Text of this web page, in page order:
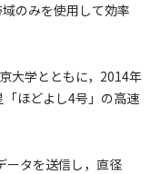
のみを使用して効率
大学とともに，2014年
ほどよし4号」の高速
ータを送信し，直径